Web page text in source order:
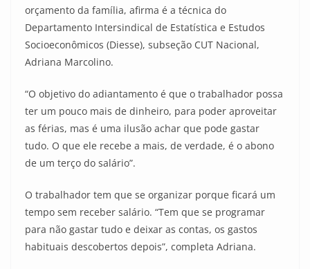
orçamento da família, afirma é a técnica do
Departamento Intersindical de Estatística e Estudos
Socioeconômicos (Diesse), subseção CUT Nacional,
Adriana Marcolino.
“O objetivo do adiantamento é que o trabalhador possa
ter um pouco mais de dinheiro, para poder aproveitar
as férias, mas é uma ilusão achar que pode gastar
tudo. O que ele recebe a mais, de verdade, é o abono
de um terço do salário”.
O trabalhador tem que se organizar porque ficará um
tempo sem receber salário. “Tem que se programar
para não gastar tudo e deixar as contas, os gastos
habituais descobertos depois”, completa Adriana.